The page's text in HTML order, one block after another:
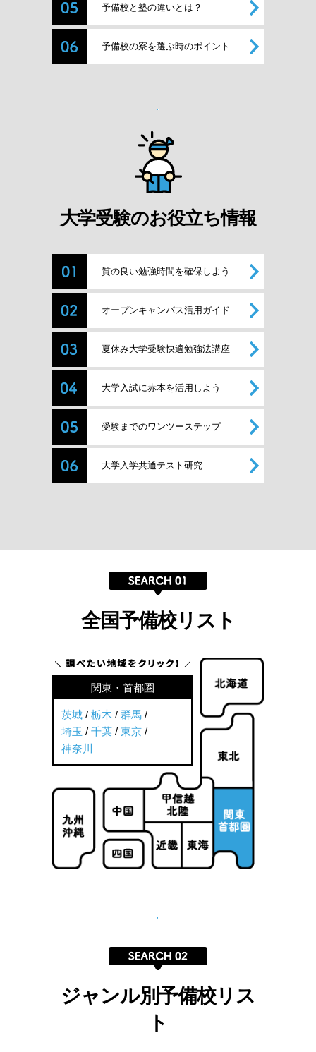
予備校と塾の違いとは？
予備校の寮を選ぶ時のポイント
大学受験のお役立ち情報
質の良い勉強時間を確保しよう
オープンキャンパス活用ガイド
夏休み大学受験快適勉強法講座
大学入試に赤本を活用しよう
受験までのワンツーステップ
大学入学共通テスト研究
全国予備校リスト
関東・首都圏
茨城 / 栃木 / 群馬 /
埼玉 / 千葉 / 東京 /
神奈川
ジャンル別予備校リス
ト